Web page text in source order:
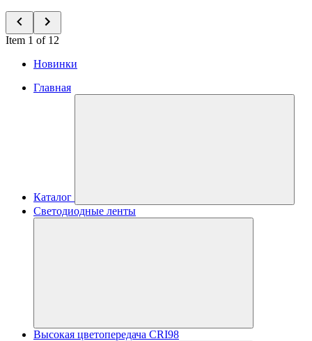
Item 1 of 12
Новинки
Главная
Каталог
Светодиодные ленты
Высокая цветопередача CRI98